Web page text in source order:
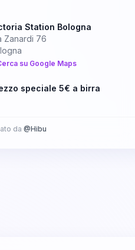
Station Bologna
Zanardi 76
su Google Maps
speciale 5€ a birra
da @Hibu